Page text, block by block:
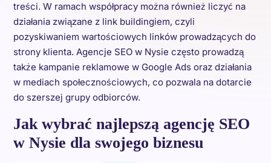
treści. W ramach współpracy można również liczyć na
działania związane z link buildingiem, czyli
pozyskiwaniem wartościowych linków prowadzących do
strony klienta. Agencje SEO w Nysie często prowadzą
także kampanie reklamowe w Google Ads oraz działania
w mediach społecznościowych, co pozwala na dotarcie
do szerszej grupy odbiorców.
Jak wybrać najlepszą agencję SEO
w Nysie dla swojego biznesu